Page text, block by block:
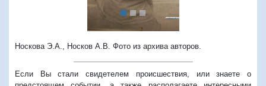
Носкова Э.А., Носков А.В. Фото из архива авторов.
Если Вы стали свидетелем происшествия, или знаете о